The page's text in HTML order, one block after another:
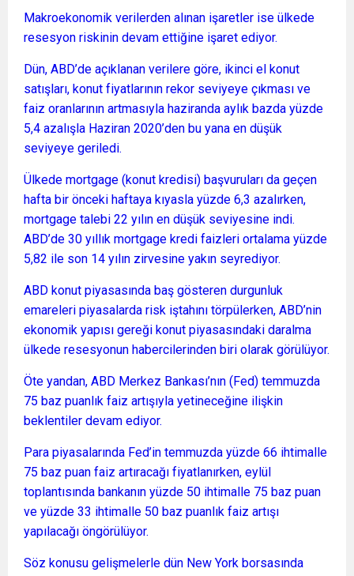
Makroekonomik verilerden alınan işaretler ise ülkede
resesyon riskinin devam ettiğine işaret ediyor.
Dün, ABD’de açıklanan verilere göre, ikinci el konut
satışları, konut fiyatlarının rekor seviyeye çıkması ve
faiz oranlarının artmasıyla haziranda aylık bazda yüzde
5,4 azalışla Haziran 2020’den bu yana en düşük
seviyeye geriledi.
Ülkede mortgage (konut kredisi) başvuruları da geçen
hafta bir önceki haftaya kıyasla yüzde 6,3 azalırken,
mortgage talebi 22 yılın en düşük seviyesine indi.
ABD’de 30 yıllık mortgage kredi faizleri ortalama yüzde
5,82 ile son 14 yılın zirvesine yakın seyrediyor.
ABD konut piyasasında baş gösteren durgunluk
emareleri piyasalarda risk iştahını törpülerken, ABD’nin
ekonomik yapısı gereği konut piyasasındaki daralma
ülkede resesyonun habercilerinden biri olarak görülüyor.
Öte yandan, ABD Merkez Bankası’nın (Fed) temmuzda
75 baz puanlık faiz artışıyla yetineceğine ilişkin
beklentiler devam ediyor.
Para piyasalarında Fed’in temmuzda yüzde 66 ihtimalle
75 baz puan faiz artıracağı fiyatlanırken, eylül
toplantısında bankanın yüzde 50 ihtimalle 75 baz puan
ve yüzde 33 ihtimalle 50 baz puanlık faiz artışı
yapılacağı öngörülüyor.
Söz konusu gelişmelerle dün New York borsasında